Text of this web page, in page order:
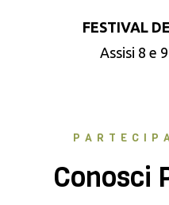
FESTIVAL
Assisi 8 e
Conosci